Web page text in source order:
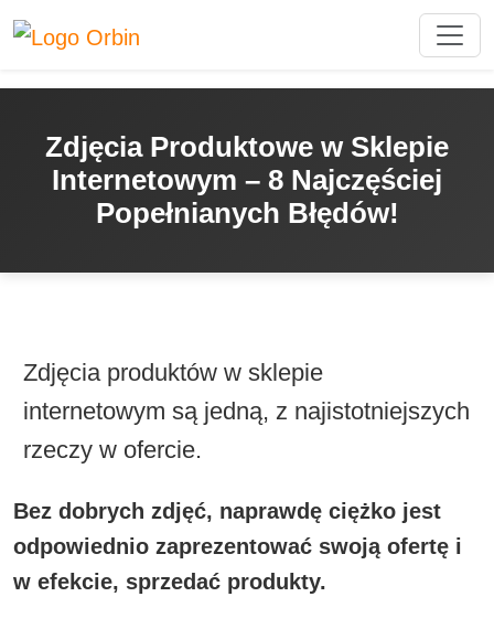
Zdjęcia Produktowe w Sklepie
Internetowym – 8 Najczęściej
Popełnianych Błędów!
Zdjęcia produktów w sklepie
internetowym są jedną, z najistotniejszych
rzeczy w ofercie.
Bez dobrych zdjęć, naprawdę ciężko jest
odpowiednio zaprezentować swoją ofertę i
w efekcie, sprzedać produkty.